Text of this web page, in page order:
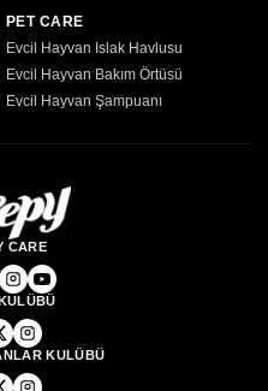
PET CARE
Evcil Hayvan Islak Havlusu
Evcil Hayvan Bakım Örtüsü
Evcil Hayvan Şampuanı
CARE
KULÜBÜ